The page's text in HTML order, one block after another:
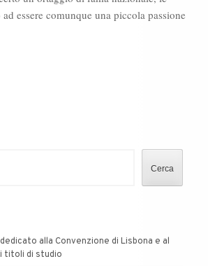
essere comunque una piccola passione
Cerca
alla Convenzione di Lisbona e al
titoli di studio